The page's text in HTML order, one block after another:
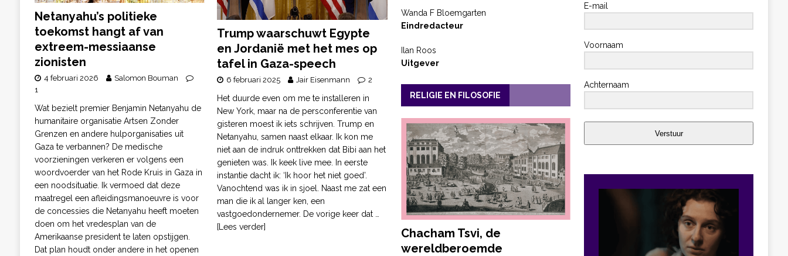
Netanyahu’s politieke
toekomst hangt af van
extreem-messiaanse
zionisten
4 februari 2026
Salomon Bouman
1
Wat bezielt premier Benjamin Netanyahu de
humanitaire organisatie Artsen Zonder
Grenzen en andere hulporganisaties uit
Gaza te verbannen? De medische
voorzieningen verkeren er volgens een
woordvoerder van het Rode Kruis in Gaza in
een noodsituatie. Ik vermoed dat deze
maatregel een afleidingsmanoeuvre is voor
de concessies die Netanyahu heeft moeten
doen om het vredesplan van de
Amerikaanse president te laten opstijgen.
Dat plan houdt onder andere in het openen
Trump waarschuwt Egypte
en Jordanië met het mes op
tafel in Gaza-speech
6 februari 2025 Jair Eisenmann 2
Het duurde even om me te installeren in
New York, maar na de persconferentie van
gisteren moest ik iets schrijven. Trump en
Netanyahu, samen naast elkaar. Ik kon me
niet aan de indruk onttrekken dat Bibi aan het
genieten was. Ik keek live mee. In eerste
instantie dacht ik: ‘Ik hoor het niet goed’.
Vanochtend was ik in sjoel. Naast me zat een
man die ik al langer ken, een
vastgoedondernemer. De vorige keer dat
[Lees verder]
Wanda F Bloemgarten
Eindredacteur
Ilan Roos
Uitgever
RELIGIE EN FILOSOFIE
Chacham Tsvi, de
wereldberoemde
E-mail
Voornaam
Achternaam
Verstuur